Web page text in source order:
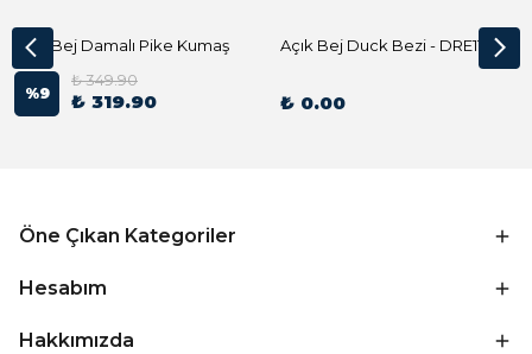
Açık Bej Damalı Pike Kumaş
%9
₺ 349.90
₺ 319.90
Açık Bej Duck Bezi - DRE1144 Kumaş Peçete
₺ 0.00
Öne Çıkan Kategoriler
Hesabım
Hakkımızda